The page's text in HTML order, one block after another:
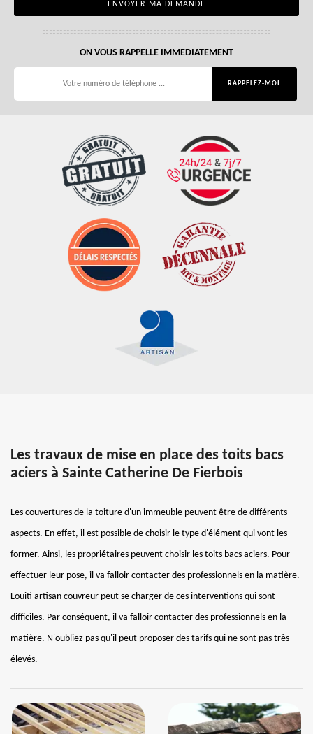
ON VOUS RAPPELLE IMMEDIATEMENT
Les travaux de mise en place des toits bacs
aciers à Sainte Catherine De Fierbois
Les couvertures de la toiture d'un immeuble peuvent être de différents
aspects. En effet, il est possible de choisir le type d'élément qui vont les
former. Ainsi, les propriétaires peuvent choisir les toits bacs aciers. Pour
effectuer leur pose, il va falloir contacter des professionnels en la matière.
Louiti artisan couvreur peut se charger de ces interventions qui sont
difficiles. Par conséquent, il va falloir contacter des professionnels en la
matière. N'oubliez pas qu'il peut proposer des tarifs qui ne sont pas très
élevés.